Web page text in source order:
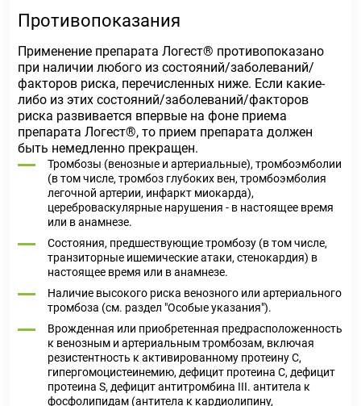
Противопоказания
Применение препарата Логест® противопоказано
при наличии любого из состояний/заболеваний/
факторов риска, перечисленных ниже. Если какие-
либо из этих состояний/заболеваний/факторов
риска развивается впервые на фоне приема
препарата Логест®, то прием препарата должен
быть немедленно прекращен.
Тромбозы (венозные и артериальные), тромбоэмболии
(в том числе, тромбоз глубоких вен, тромбоэмболия
легочной артерии, инфаркт миокарда),
цереброваскулярные нарушения - в настоящее время
или в анамнезе.
Состояния, предшествующие тромбозу (в том числе,
транзиторные ишемические атаки, стенокардия) в
настоящее время или в анамнезе.
Наличие высокого риска венозного или артериального
тромбоза (см. раздел "Особые указания").
Врожденная или приобретенная предрасположенность
к венозным и артериальным тромбозам, включая
резистентность к активированному протеину С,
гипергомоцистеинемию, дефицит протеина С, дефицит
протеина S, дефицит антитромбина III. антитела к
фосфолипидам (антитела к кардиолипину,